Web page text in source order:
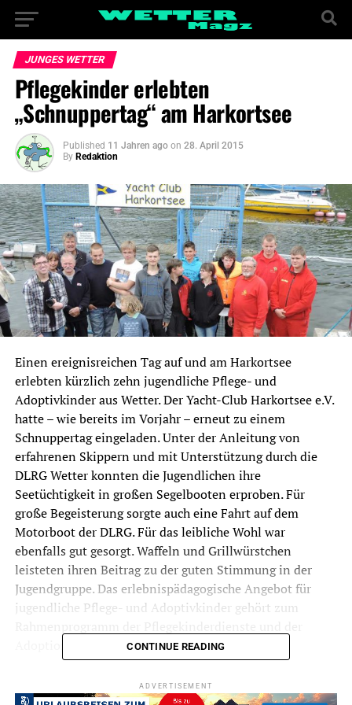
JUNGES WETTER
Pflegekinder erlebten
„Schnuppertag“ am Harkortsee
Published 11 Jahren ago on 28. April 2015
By Redaktion
Einen ereignisreichen Tag auf und am Harkortsee
erlebten kürzlich zehn jugendliche Pflege- und
Adoptivkinder aus Wetter. Der Yacht-Club Harkortsee e.V.
hatte – wie bereits im Vorjahr – erneut zu einem
Schnuppertag eingeladen. Unter der Anleitung von
erfahrenen Skippern und mit Unterstützung durch die
DLRG Wetter konnten die Jugendlichen ihre
Seetüchtigkeit in großen Segelbooten erproben. Für
große Begeisterung sorgte auch eine Fahrt auf dem
Motorboot der DLRG. Für das leibliche Wohl war
ebenfalls gut gesorgt. Waffeln und Grillwürstchen
leisteten ihren Beitrag zu der guten Stimmung in der
Jugendgruppe. Das erlebnispädagogische Angebot für
jugendliche Pflege- und Adoptivkinder gehört zum
Adoptionsvermittlungsstelle.
Bei Interesse zur Aufnahme eines Pflegekindes stehen
die Mitarbeiterinnen des Fachdienstes Jugend Wetter
CONTINUE READING
ADVERTISEMENT